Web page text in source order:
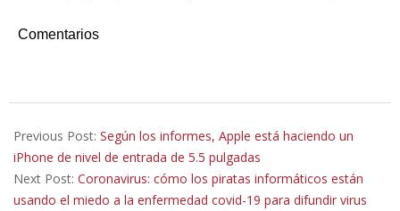
Comentarios
03-
17
Previous Post: Según los informes, Apple está haciendo un
iPhone de nivel de entrada de 5.5 pulgadas
Next Post: Coronavirus: cómo los piratas informáticos están
usando el miedo a la enfermedad covid-19 para difundir virus